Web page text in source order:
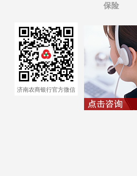
济南农商银行官方微信
保险